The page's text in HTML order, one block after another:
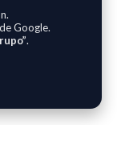
Google.
.